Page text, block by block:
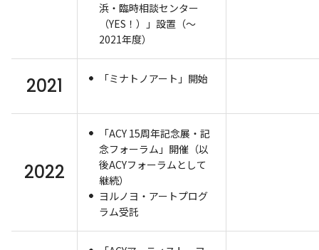
浜・臨時相談センター
（YES！）」設置（～
2021年度）
2021 「ミナトノアート」開始
2022
「ACY 15周年記念展・記
念フォーラム」開催（以
後ACYフォーラムとして
継続）
ヨルノヨ・アートプログ
ラム受託